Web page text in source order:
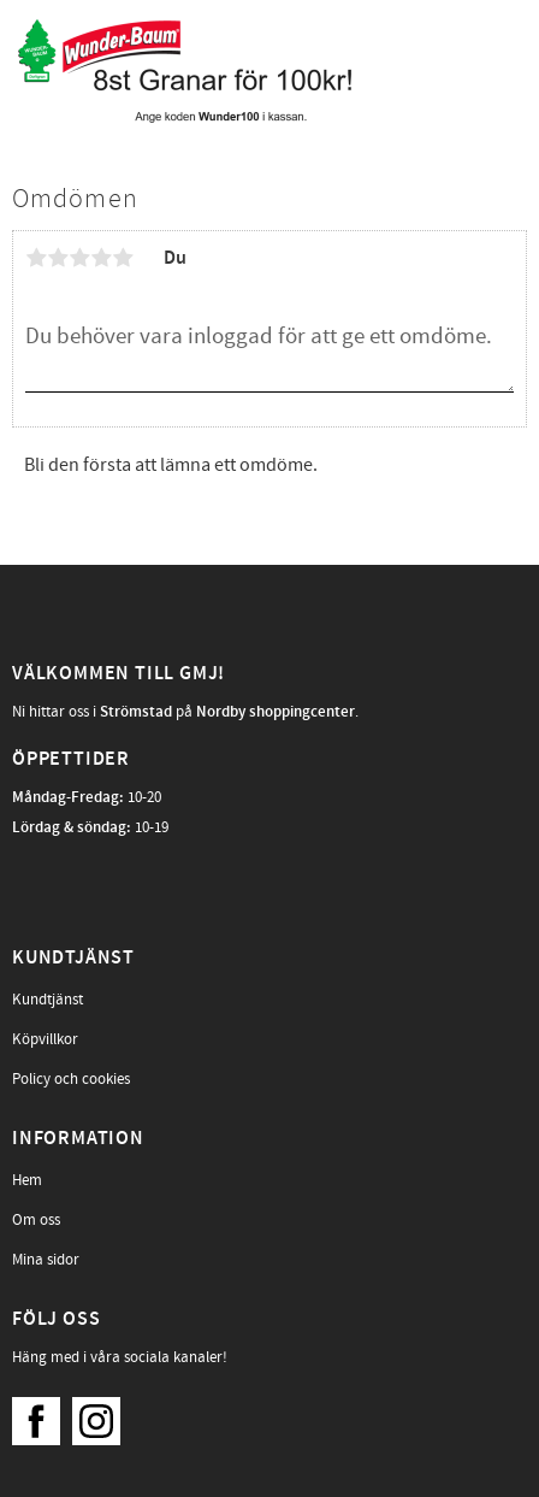
Omdömen
Du
Bli den första att lämna ett omdöme.
VÄLKOMMEN TILL GMJ!
Ni hittar oss iStrömstad på Nordby shoppingcenter.
ÖPPETTIDER
Måndag-Fredag: 10-20
Lördag & söndag: 10-19
KUNDTJÄNST
Kundtjänst
Köpvillkor
Policy och cookies
INFORMATION
Hem
Om oss
Mina sidor
FÖLJ OSS
Häng med i våra sociala kanaler!